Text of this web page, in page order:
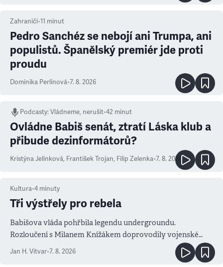
Zahraničí•11 minut
Pedro Sanchéz se nebojí ani Trumpa, ani
populistů. Španělský premiér jde proti
proudu
Dominika Perlínová•7. 8. 2026
Podcasty:Vládneme, nerušit•42 minut
Ovládne Babiš senát, ztratí Láska klub a
přibude dezinformátorů?
Kristýna Jelínková, František Trojan, Filip Zelenka•7. 8. 2026
Kultura•4 minuty
Tři výstřely pro rebela
Babišova vláda pohřbila legendu undergroundu.
Rozloučení s Milanem Knížákem doprovodily vojenské
salvy i kritika pokrokářů
Jan H. Vitvar•7. 8. 2026